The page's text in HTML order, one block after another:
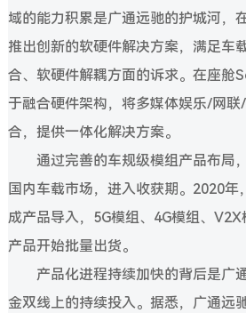
域的能力积累是广通远驰的护城河，
推出创新的软硬件解决方案，满足车
合、软硬件解耦方面的诉求。在座舱
于融合硬件架构，将多媒体娱乐/网
合，提供一体化解决方案。
通过完善的车规级模组产品布局
国内车载市场，进入收获期。2020年
成产品导入，5G模组、4G模组、
产品开始批量出货。
产品化进程持续加快的背后是广
金双线上的持续投入。据悉，广通远